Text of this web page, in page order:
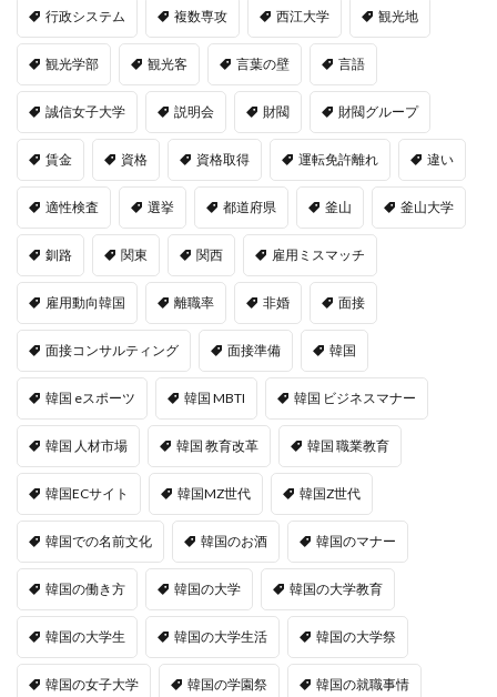
行政システム 複数専攻 西江大学 観光地
観光学部 観光客 言葉の壁 言語
誠信女子大学 説明会 財閥 財閥グループ
賃金 資格 資格取得 運転免許離れ 違い
適性検査 選挙 都道府県 釜山 釜山大学
釧路 関東 関西 雇用ミスマッチ
雇用動向韓国 離職率 非婚 面接
面接コンサルティング 面接準備 韓国
韓国 eスポーツ 韓国 MBTI 韓国 ビジネスマナー
韓国 人材市場 韓国 教育改革 韓国 職業教育
韓国ECサイト 韓国MZ世代 韓国Z世代
韓国での名前文化 韓国のお酒 韓国のマナー
韓国の働き方 韓国の大学 韓国の大学教育
韓国の大学生 韓国の大学生活 韓国の大学祭
韓国の女子大学 韓国の学園祭 韓国の就職事情